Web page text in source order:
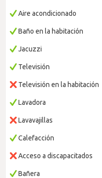
Aire acondicionado
Baño en la habitación
Jacuzzi
Televisión
Televisión en la habitación
Lavadora
Lavavajillas
Calefacción
Acceso a discapacitados
Bañera